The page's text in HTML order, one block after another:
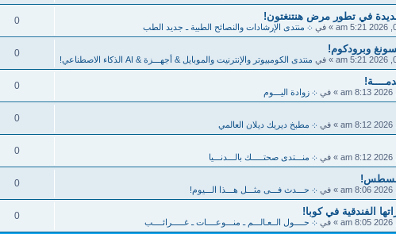
في تطور مرض هنتنغتون!
» في ܀ منتدى الإرشادات والنصائح الطبية ـ جديد الطب
0
» في منتدى الكومبيوتر والإنترنيت والموبايل & أجهـــزة & AI الذكاء الاصطناعي!
0
» في ܀ زوادة اليـــوم
0
» في ܀ مطبخ ديريك ديلان العالمي
0
» في ܀ منـــتدى صحتـــــك بالـــدنـــيا
0
» في ܀ حـــدث فـــى مثـــل هـــذا الـــيوم!
0
الفندقية في كوبا!
» في ܀ حــــول الــعـالـــم ـ منـــوعــــات ـ غـــــرائــــب
0